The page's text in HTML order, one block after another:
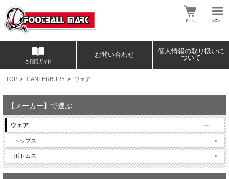
お問い合わせ
個人情報の取り扱いに
ついて
TOP > CANTERBURY > ウェア
【メーカー】で選ぶ
ウェア
トップス
ボトムス